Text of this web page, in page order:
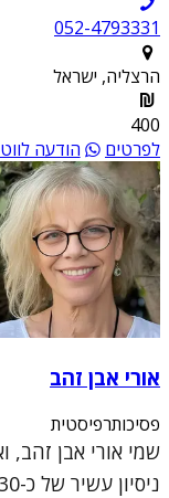
052-4793331
הרצליה, ישראל
400
לפרטים
הודעה
אורי אבן זהב
פסיכותרפיסטית
שמי אורי אבן זהב,